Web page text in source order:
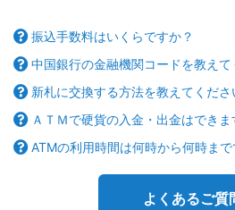
振込手数料はいくらですか？
中国銀行の金融機関コードを教えて
新札に交換する方法を教えてくださ
ＡＴＭで硬貨の入金・出金はできま
ATMの利用時間は何時から何時まで
よくあるご質